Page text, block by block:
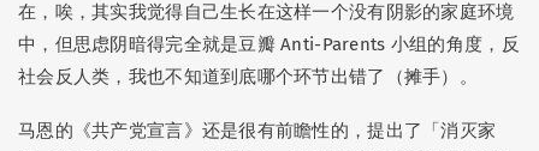
在，唉，其实我觉得自己生长在这样一个没有阴影的家庭环境
中，但思虑阴暗得完全就是豆瓣 Anti-Parents 小组的角度，反
社会反人类，我也不知道到底哪个环节出错了（摊手）。
马恩的《共产党宣言》还是很有前瞻性的，提出了「消灭家